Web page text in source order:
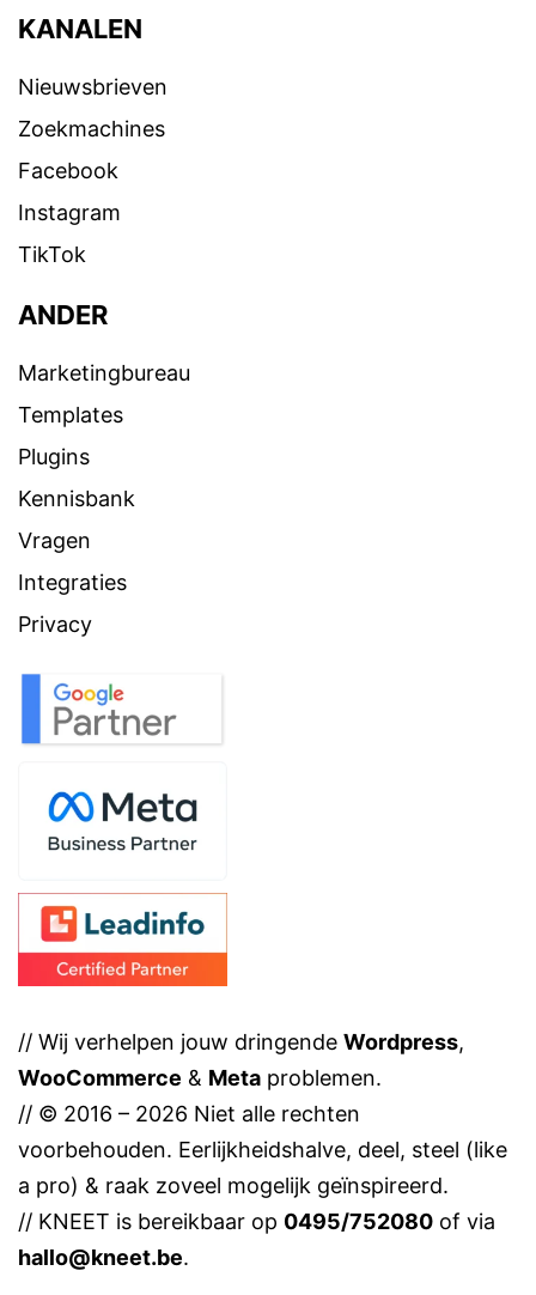
KANALEN
Nieuwsbrieven
Zoekmachines
Facebook
Instagram
TikTok
ANDER
Marketingbureau
Templates
Plugins
Kennisbank
Vragen
Integraties
Privacy
// Wij verhelpen jouw dringende Wordpress,
WooCommerce & Meta problemen.
// © 2016 – 2026 Niet alle rechten
voorbehouden. Eerlijkheidshalve, deel, steel (like
a pro) & raak zoveel mogelijk geïnspireerd.
// KNEET is bereikbaar op 0495/752080 of via
hallo@kneet.be.